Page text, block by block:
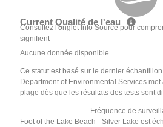
Current Qualité de l'eau
Consultez l'onglet Info Source pour
signifient
Aucune donnée disponible
Ce statut est basé sur le dernier
Department of Environmental Services met
plage dès que les résultats des tests sont
Fréquence de
Foot of the Lake Beach - Silver Lake est